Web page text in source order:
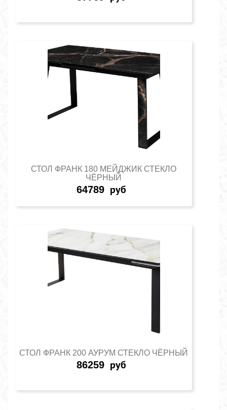
СТОЛ ФРАНК 180 МЕЙДЖИК СТЕКЛО
ЧЁРНЫЙ
64789 руб
СТОЛ ФРАНК 200 АУРУМ СТЕКЛО ЧЁРНЫЙ
86259 руб